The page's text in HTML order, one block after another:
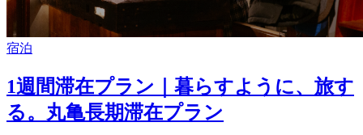
宿泊
1週間滞在プラン｜暮らすように、旅す
る。丸亀長期滞在プラン